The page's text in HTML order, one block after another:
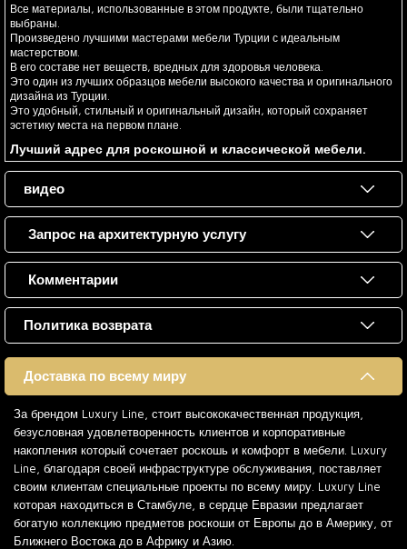
Все материалы, использованные в этом продукте, были тщательно
выбраны.
Произведено лучшими мастерами мебели Турции с идеальным
мастерством.
В его составе нет веществ, вредных для здоровья человека.
Это один из лучших образцов мебели высокого качества и оригинального
дизайна из Турции.
Это удобный, стильный и оригинальный дизайн, который сохраняет
эстетику места на первом плане.
Лучший адрес для роскошной и классической мебели.
видео
Запрос на архитектурную услугу
Комментарии
Политика возврата
Доставка по всему миру
За брендом Luxury Line, стоит высококачественная продукция,
безусловная удовлетворенность клиентов и корпоративные
накопления который сочетает роскошь и комфорт в мебели. Luxury
Line, благодаря своей инфраструктуре обслуживания, поставляет
своим клиентам специальные проекты по всему миру. Luxury Line
которая находиться в Стамбуле, в сердце Евразии предлагает
богатую коллекцию предметов роскоши от Европы до в Америку, от
Ближнего Востока до в Африку и Азию.